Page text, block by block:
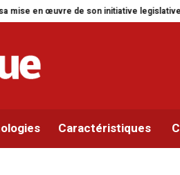
Parlement panafricain : à
Caractéristiques